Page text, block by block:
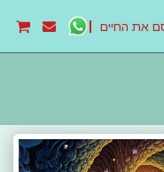
את החיים